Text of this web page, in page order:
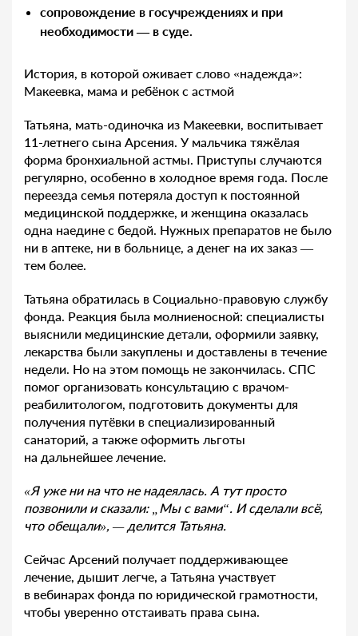
сопровождение в госучреждениях и при
необходимости — в суде.
История, в которой оживает слово «надежда»:
Макеевка, мама и ребёнок с астмой
Татьяна, мать-одиночка из Макеевки, воспитывает
11-летнего сына Арсения. У мальчика тяжёлая
форма бронхиальной астмы. Приступы случаются
регулярно, особенно в холодное время года. После
переезда семья потеряла доступ к постоянной
медицинской поддержке, и женщина оказалась
одна наедине с бедой. Нужных препаратов не было
ни в аптеке, ни в больнице, а денег на их заказ —
тем более.
Татьяна обратилась в Социально-правовую службу
фонда. Реакция была молниеносной: специалисты
выяснили медицинские детали, оформили заявку,
лекарства были закуплены и доставлены в течение
недели. Но на этом помощь не закончилась. СПС
помог организовать консультацию с врачом-
реабилитологом, подготовить документы для
получения путёвки в специализированный
санаторий, а также оформить льготы
на дальнейшее лечение.
«Я уже ни на что не надеялась. А тут просто
позвонили и сказали: „Мы с вами“. И сделали всё,
что обещали», — делится Татьяна.
Сейчас Арсений получает поддерживающее
лечение, дышит легче, а Татьяна участвует
в вебинарах фонда по юридической грамотности,
чтобы уверенно отстаивать права сына.